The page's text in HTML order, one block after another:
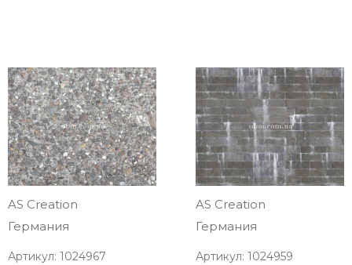
AS Creation
Германия
Артикул: 1024967
AS Creation
Германия
Артикул: 1024959